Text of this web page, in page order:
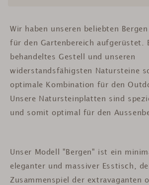
Wir haben unseren beliebten
für den Gartenbereich aufgerüstet.
behandeltes Gestell und unseren
widerstandsfähigsten Natursteine
optimale Kombination für den
Unsere Natursteinplatten sind
und somit optimal für den
Unser Modell "Bergen" ist ein
eleganter und massiver Esstisch,
Zusammenspiel der extravaganten